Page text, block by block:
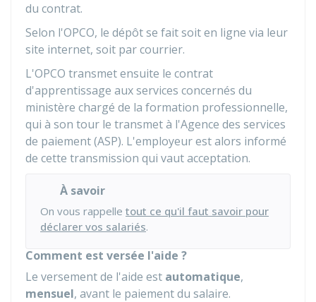
du contrat.
Selon l'OPCO, le dépôt se fait soit en ligne via leur
site internet, soit par courrier.
L'OPCO transmet ensuite le contrat
d'apprentissage aux services concernés du
ministère chargé de la formation professionnelle,
qui à son tour le transmet à l'Agence des services
de paiement (ASP). L'employeur est alors informé
de cette transmission qui vaut acceptation.
À savoir
On vous rappelle tout ce qu'il faut savoir pour
déclarer vos salariés.
Comment est versée l'aide ?
Le versement de l'aide est automatique,
mensuel, avant le paiement du salaire.